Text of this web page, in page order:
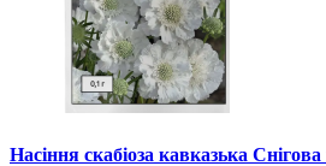
Насіння скабіоза кавказька